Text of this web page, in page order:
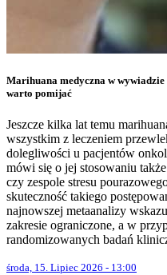
Marihuana medyczna w
warto pomijać
Jeszcze kilka lat temu
wszystkim z leczeniem
dolegliwości u pacjentów
mówi się o jej stosowaniu
czy zespole stresu
skuteczność takiego
najnowszej metaanalizy
zakresie ograniczone, a w
randomizowanych badań
środa, 15. Lipiec 2026 - 13:00